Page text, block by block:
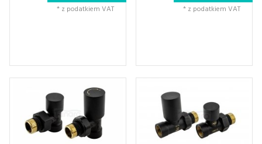
* z podatkiem VAT * z podatkiem VAT